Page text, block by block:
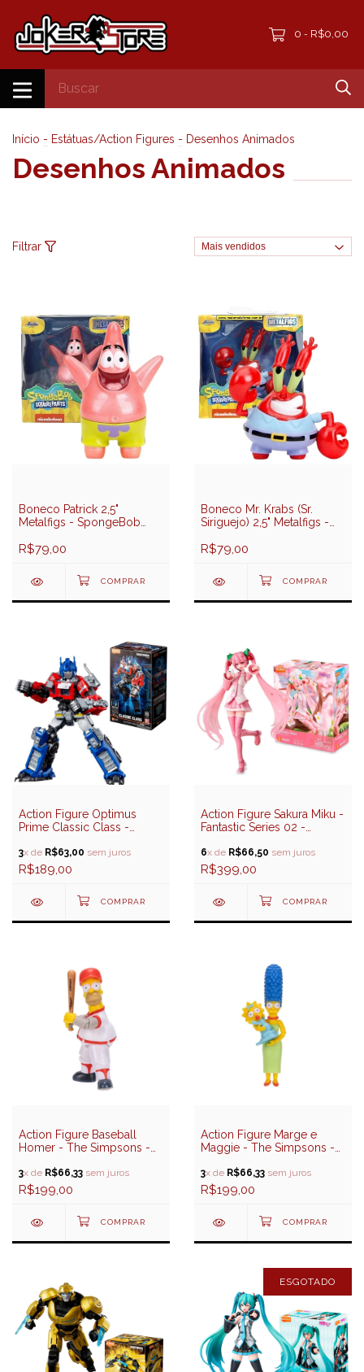
0 - R$0,00
Início - Estátuas/Action Figures - Desenhos Animados
Desenhos Animados
Filtrar
Boneco Patrick 2,5"
Metalfigs - SpongeBob
R$79,00
Boneco Mr. Krabs (Sr.
Siriguejo) 2,5" Metalfigs -
Jada Toys
R$79,00
Action Figure Optimus
Prime Classic Class -
3x de R$63,00 sem juros
R$189,00
Action Figure Sakura Miku -
Fantastic Series 02 -
6x de R$66,50 sem juros
R$399,00
Action Figure Baseball
Homer - The Simpsons -
3x de R$66,33 sem juros
R$199,00
Action Figure Marge e
Maggie - The Simpsons -
3x de R$66,33 sem juros
R$199,00
ESGOTADO